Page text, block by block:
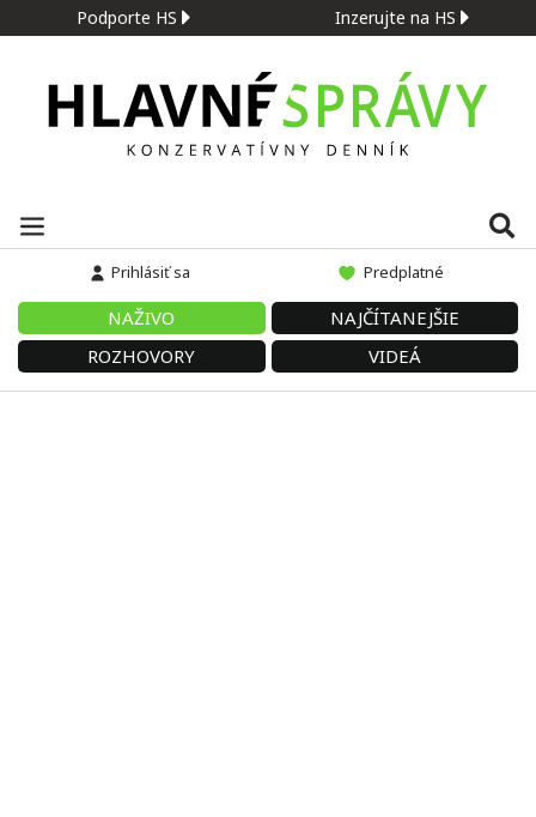
Podporte HS Inzerujte na HS
Prihlásiť sa Predplatné
NAŽIVO
NAJČÍTANEJŠIE
ROZHOVORY
VIDEÁ